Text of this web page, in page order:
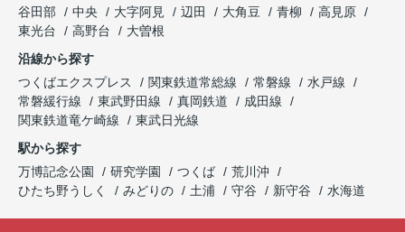
谷田部
中央 大字阿見 辺田 大角豆 青柳
高見原
東光台
高野台
大曽根
沿線から探す
つくばエクスプレス
関東鉄道常総線 常磐線
水戸線
常磐緩行線
東武野田線 真岡鉄道
成田線
関東鉄道竜ケ崎線
東武日光線
駅から探す
万博記念公園
研究学園 つくば
荒川沖
ひたち野うしく
みどりの 土浦 守谷 新守谷 水海道